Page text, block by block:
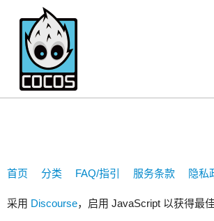
decompressionbox
首页 分类 FAQ/指引 服务条款 隐私
采用 Discourse，启用 JavaScript 以获得最